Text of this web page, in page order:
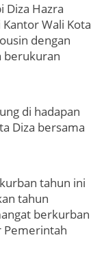
Diza Hazra
Wali Kota
dengan
berukuran
di hadapan
Diza bersama
tahun ini
tahun
berkurban
Pemerintah